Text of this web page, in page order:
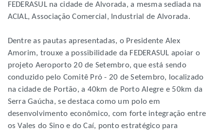
FEDERASUL na cidade de Alvorada, a mesma sediada na
ACIAL, Associação Comercial, Industrial de Alvorada.
Dentre as pautas apresentadas, o Presidente Alex
Amorim, trouxe a possibilidade da FEDERASUL apoiar o
projeto Aeroporto 20 de Setembro, que está sendo
conduzido pelo Comitê Pró - 20 de Setembro, localizado
na cidade de Portão, a 40km de Porto Alegre e 50km da
Serra Gaúcha, se destaca como um polo em
desenvolvimento econômico, com forte integração entre
os Vales do Sino e do Caí, ponto estratégico para